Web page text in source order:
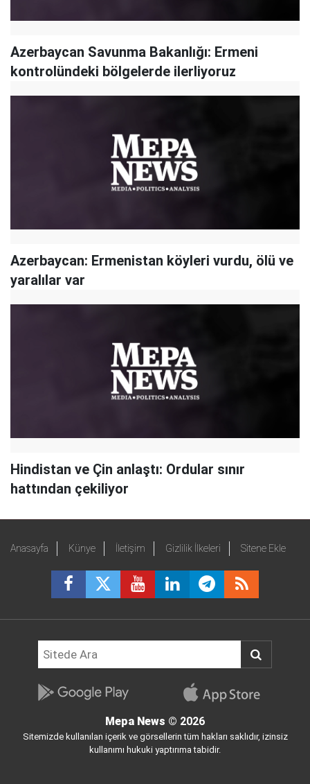
Azerbaycan Savunma Bakanlığı: Ermeni
kontrolündeki bölgelerde ilerliyoruz
Azerbaycan: Ermenistan köyleri vurdu, ölü ve
yaralılar var
Hindistan ve Çin anlaştı: Ordular sınır
hattından çekiliyor
Anasayfa Künye İletişim Gizlilik İlkeleri Sitene Ekle
Mepa News © 2026
Sitemizde kullanılan içerik ve görsellerin tüm hakları saklıdır, izinsiz
kullanımı hukuki yaptırıma tabidir.